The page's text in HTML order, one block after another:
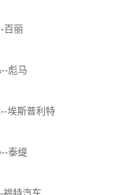
百丽
彪马
埃斯普利特
泰缇